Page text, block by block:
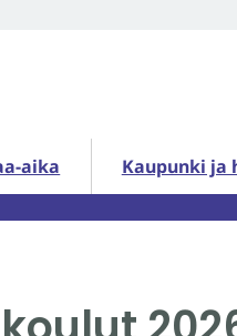
aika
aika alasivutKaupunki ja
Kaupunki ja